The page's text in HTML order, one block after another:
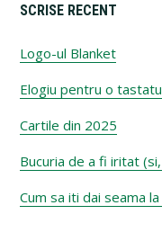
SCRISE RECENT
Logo-ul Blanket
Elogiu pentru o
Cartile din 2025
Bucuria de a fi iritat
Cum sa iti dai seama